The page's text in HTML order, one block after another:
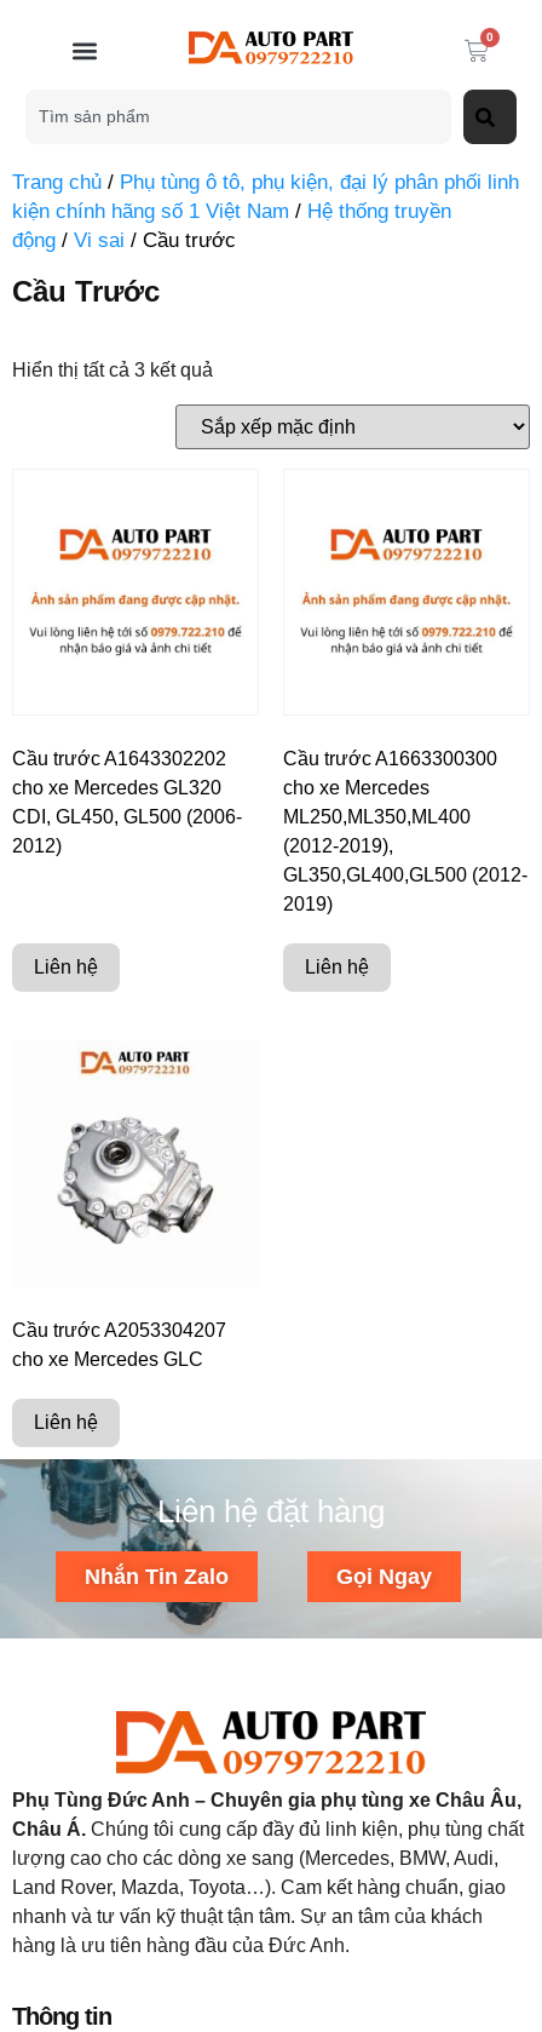
0
Trang chủ / Phụ tùng ô tô, phụ kiện, đại lý phân phối linh
kiện chính hãng số 1 Việt Nam / Hệ thống truyền
động / Vi sai / Cầu trước
Cầu Trước
Hiển thị tất cả 3 kết quả
Cầu trước A1643302202
cho xe Mercedes GL320
CDI, GL450, GL500 (2006-
2012)
Liên hệ
Cầu trước A1663300300
cho xe Mercedes
ML250,ML350,ML400
(2012-2019),
GL350,GL400,GL500 (2012-
2019)
Liên hệ
Cầu trước A2053304207
cho xe Mercedes GLC
Liên hệ
Liên hệ đặt hàng
Nhắn Tin Zalo Gọi Ngay
Phụ Tùng Đức Anh – Chuyên gia phụ tùng xe Châu Âu,
Châu Á. Chúng tôi cung cấp đầy đủ linh kiện, phụ tùng chất
lượng cao cho các dòng xe sang (Mercedes, BMW, Audi,
Land Rover, Mazda, Toyota…). Cam kết hàng chuẩn, giao
nhanh và tư vấn kỹ thuật tận tâm. Sự an tâm của khách
hàng là ưu tiên hàng đầu của Đức Anh.
Thông tin